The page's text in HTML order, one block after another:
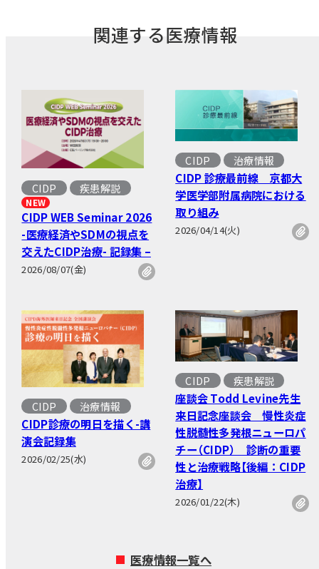
関連する医療情報
CIDP 疾患解説
NEW
CIDP WEB Seminar 2026
-医療経済やSDMの視点を
交えたCIDP治療- 記録集 –
2026/08/07(金)
CIDP 治療情報
CIDP 診療最前線 京都大
学医学部附属病院における
取り組み
2026/04/14(火)
CIDP 治療情報
CIDP診療の明日を描く-講
演会記録集
2026/02/25(水)
CIDP 疾患解説
座談会 Todd Levine先生
来日記念座談会 慢性炎症
性脱髄性多発根ニューロパ
チー（CIDP） 診断の重要
性と治療戦略【後編：CIDP
治療】
2026/01/22(木)
医療情報一覧へ